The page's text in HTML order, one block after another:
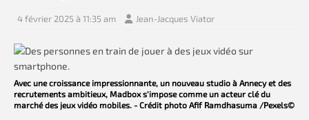
4 février 2025 à 11:35 am Jean-Jacques Viator
Avec une croissance impressionnante, un nouveau studio à Annecy et des
recrutements ambitieux, Madbox s’impose comme un acteur clé du
marché des jeux vidéo mobiles. - Crédit photo Afif Ramdhasuma /Pexels©